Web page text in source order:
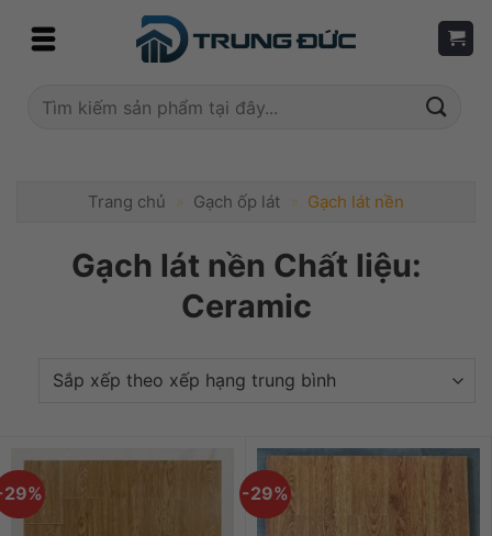
Tìm
Trang chủ » Gạch ốp lát » Gạch lát nền
Gạch lát nền Chất liệu:
Ceramic
-29%